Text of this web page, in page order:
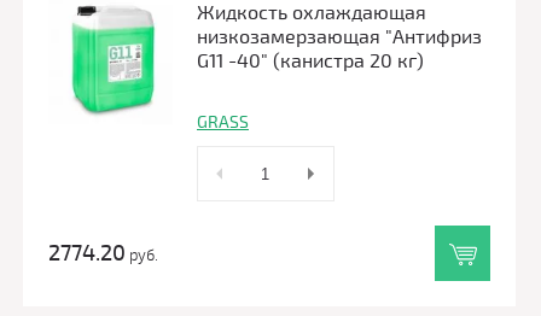
Жидкость охлаждающая
низкозамерзающая "Антифриз
G11 -40" (канистра 20 кг)
GRASS
2774.20 руб.